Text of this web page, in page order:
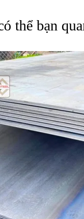
thể bạn